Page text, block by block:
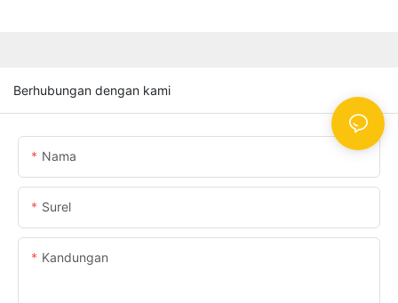
Berhubungan dengan kami
Nama
Surel
Kandungan